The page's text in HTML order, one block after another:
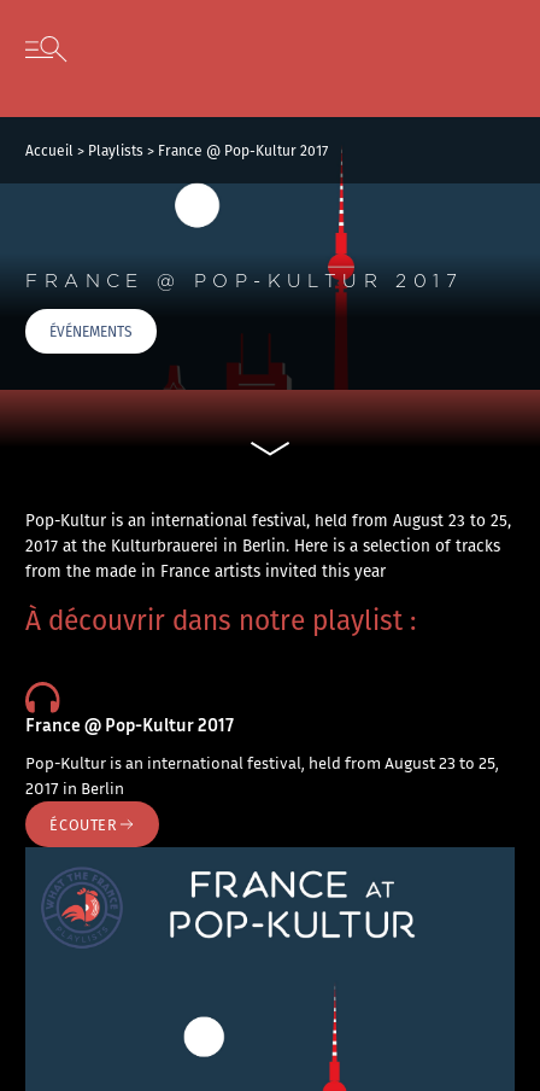
Skip to content
Open secondary menu
Accueil > Playlists > France @ Pop-Kultur 2017
FRANCE @ POP-KULTUR 2017
ÉVÉNEMENTS
Pop-Kultur is an international festival, held from August 23 to 25,
2017 at the Kulturbrauerei in Berlin. Here is a selection of tracks
from the made in France artists invited this year
À découvrir dans notre playlist :
France @ Pop-Kultur 2017
Pop-Kultur is an international festival, held from August 23 to 25,
2017 in Berlin
ÉCOUTER